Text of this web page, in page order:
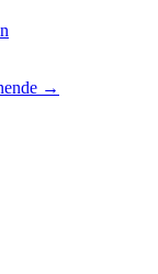
→